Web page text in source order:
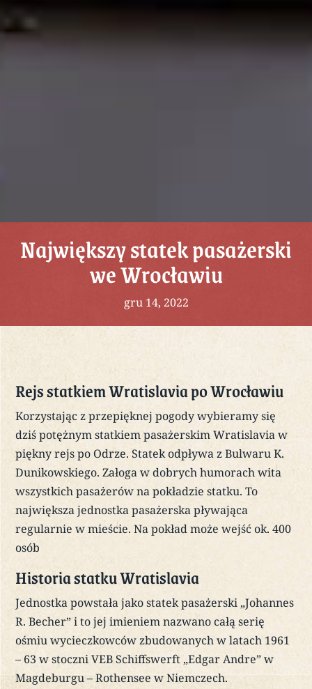
Największy statek pasażerski
we Wrocławiu
gru 14, 2022
Rejs statkiem Wratislavia po Wrocławiu
Korzystając z przepięknej pogody wybieramy się
dziś potężnym statkiem pasażerskim Wratislavia w
piękny rejs po Odrze. Statek odpływa z Bulwaru K.
Dunikowskiego. Załoga w dobrych humorach wita
wszystkich pasażerów na pokładzie statku. To
największa jednostka pasażerska pływająca
regularnie w mieście. Na pokład może wejść ok. 400
osób
Historia statku Wratislavia
Jednostka powstała jako statek pasażerski „Johannes
R. Becher” i to jej imieniem nazwano całą serię
ośmiu wycieczkowców zbudowanych w latach 1961
– 63 w stoczni VEB Schiffswerft „Edgar Andre” w
Magdeburgu – Rothensee w Niemczech.